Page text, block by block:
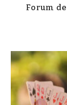
Forum